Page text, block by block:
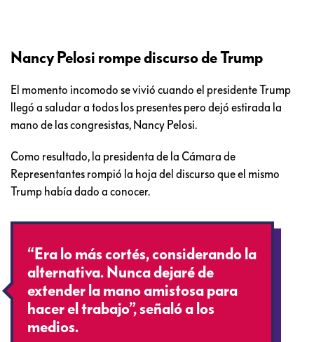
Nancy Pelosi rompe discurso de Trump
El momento incomodo se vivió cuando el presidente Trump
llegó a saludar a todos los presentes pero dejó estirada la
mano de las congresistas, Nancy Pelosi.
Como resultado, la presidenta de la Cámara de
Representantes rompió la hoja del discurso que el mismo
Trump había dado a conocer.
“Era lo más cortés, considerando la
alternativa. Nunca dejaré de
extender la mano amistosa para
hacer el trabajo”, señaló a los
medios.